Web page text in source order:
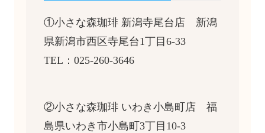
①小さな森珈琲 新潟寺尾台店 新潟
県新潟市西区寺尾台1丁目6-33
TEL：025-260-3646
②小さな森珈琲 いわき小島町店 福
島県いわき市小島町3丁目10-3